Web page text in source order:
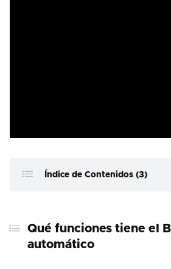
Índice de Contenidos (3)
Cómo habilitar el Bloqueador
Qué funciones tiene el
automático